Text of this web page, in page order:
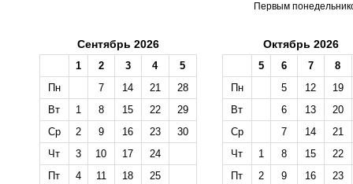
Первым
Сентябрь 2026
1 2 3 4
5
Пн
7 14 21
28
Вт
1 8 15 22
29
Ср
2 9 16 23
30
Чт
3 10 17
24
Пт
4 11 18
25
Октябрь 2026
5 6 7
8
Пн
5 12
19
Вт
6 13
20
Ср
7 14
21
Чт
1 8 15
22
Пт
2 9 16
23